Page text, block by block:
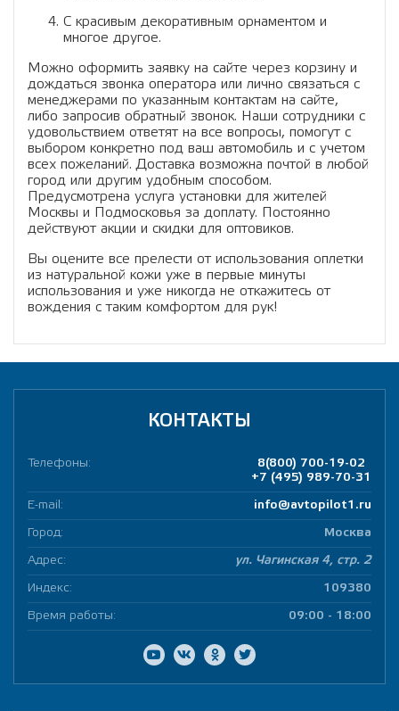
С красивым декоративным орнаментом и
многое другое.
Можно оформить заявку на сайте через корзину и
дождаться звонка оператора или лично связаться с
менеджерами по указанным контактам на сайте,
либо запросив обратный звонок. Наши сотрудники с
удовольствием ответят на все вопросы, помогут с
выбором конкретно под ваш автомобиль и с учетом
всех пожеланий. Доставка возможна почтой в любой
город или другим удобным способом.
Предусмотрена услуга установки для жителей
Москвы и Подмосковья за доплату. Постоянно
действуют акции и скидки для оптовиков.
Вы оцените все прелести от использования оплетки
из натуральной кожи уже в первые минуты
использования и уже никогда не откажитесь от
вождения с таким комфортом для рук!
КОНТАКТЫ
Телефоны:
8(800) 700-19-02
+7 (495) 989-70-31
E-mail: info@avtopilot1.ru
Город: Москва
Адрес: ул. Чагинская 4, стр. 2
Индекс: 109380
Время работы: 09:00 - 18:00